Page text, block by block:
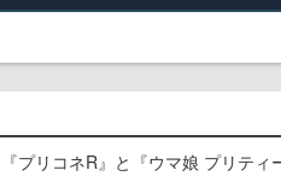
『プリコネR』と『ウマ娘 プリテ